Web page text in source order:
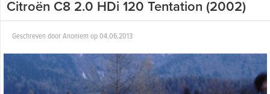
Citroën C8 2.0 HDi 120 Tentation (2002)
Geschreven doorAnoniem op04.06.2013